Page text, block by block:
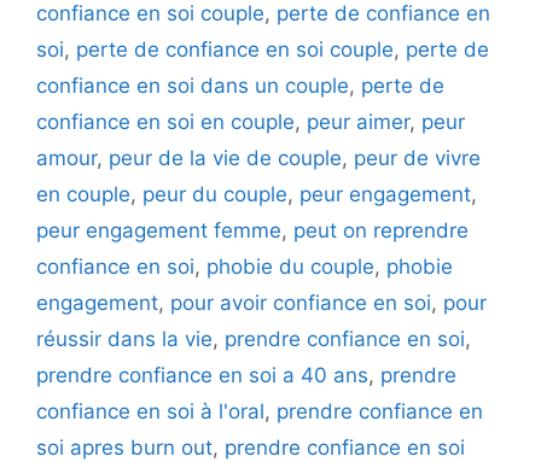
confiance en soi couple, perte de confiance en
soi, perte de confiance en soi couple, perte de
confiance en soi dans un couple, perte de
confiance en soi en couple, peur aimer, peur
amour, peur de la vie de couple, peur de vivre
en couple, peur du couple, peur engagement,
peur engagement femme, peut on reprendre
confiance en soi, phobie du couple, phobie
engagement, pour avoir confiance en soi, pour
réussir dans la vie, prendre confiance en soi,
prendre confiance en soi a 40 ans, prendre
confiance en soi à l'oral, prendre confiance en
soi apres burn out, prendre confiance en soi